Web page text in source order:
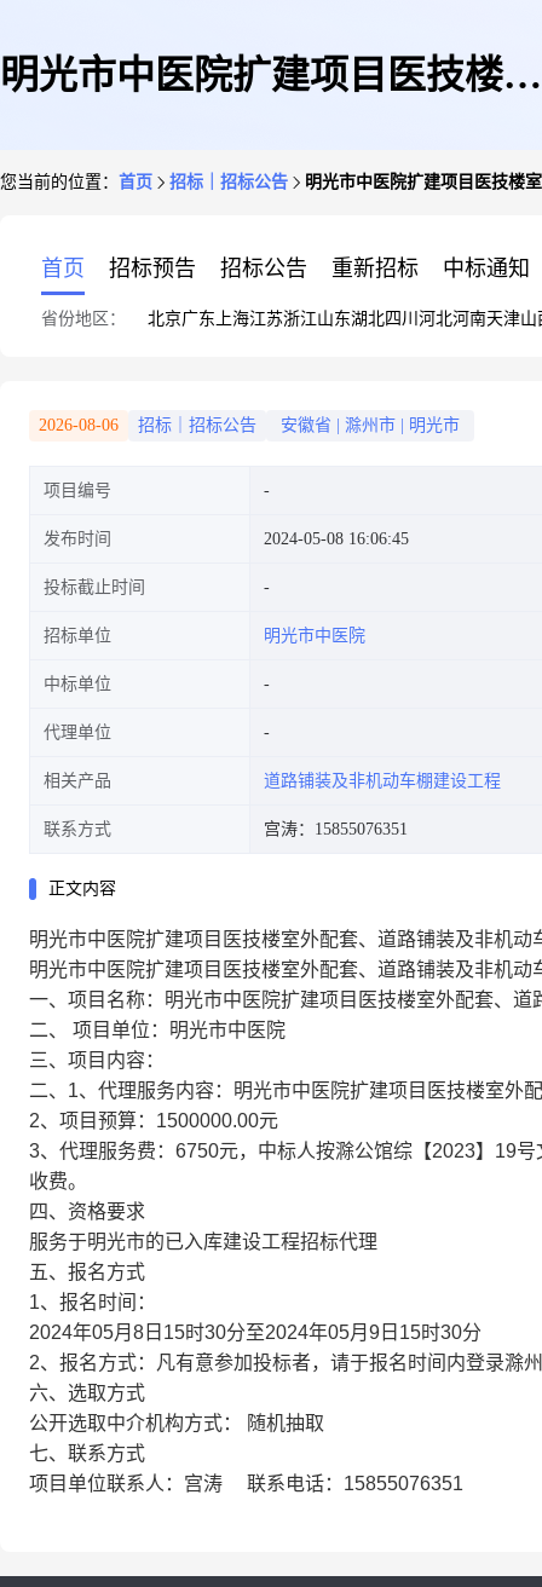
明光市中医院扩建项目医技楼室
您当前的位置： 首页 招标｜招标公告 明光市中医院扩建项目医技楼
首页 招标预告 招标公告 重新招标 中标通知
省份地区： 北京广东 上海江苏浙江山东湖北四川 河北河南天津山
2026-08-06 招标｜招标公告 安徽省 滁州市 明光市
项目编号
发布时间 2024-05-08 16:06:45
投标截止时间
招标单位 明光市中医院
中标单位
代理单位
相关产品 道路铺装及非机动车棚建设工程
联系方式 宫涛：15855076351
正文内容
明光市中医院扩建项目医技楼室外配套、道路铺装及非机动
明光市中医院扩建项目医技楼室外配套、道路铺装及非机
一、项目名称：明光市中医院扩建项目医技楼室外配套、道
二、 项目单位：明光市中医院
三、项目内容：
二、1、代理服务内容：明光市中医院扩建项目医技楼室外
2、项目预算：1500000.00元
3、代理服务费：6750元，中标人按滁公馆综【2023】19
收费。
四、资格要求
服务于明光市的已入库建设工程招标代理
五、报名方式
1、报名时间：
2024年05月8日15时30分至2024年05月9日15时30分
2、报名方式：凡有意参加投标者，请于报名时间内登录滁
六、选取方式
公开选取中介机构方式： 随机抽取
七、联系方式
项目单位联系人：宫涛 联系电话：15855076351